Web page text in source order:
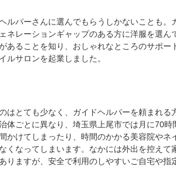
パーさんに選んでもらうしかないことも。
ネレーションギャップのある方に洋服を選ん
あることを知り、おしゃれなところのサポー
ルサロンを起業しました。
とても少なく、ガイドヘルパーを頼まれる
体ごとに異なり、埼玉県上尾市では月に70時
かけてしまったり、時間のかかる美容院やネ
くなってしまいます。なかには外出を控えて
りますが、安全で利用のしやすいご自宅や指